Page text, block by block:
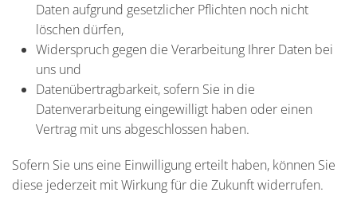
Daten aufgrund gesetzlicher Pflichten noch nicht
löschen dürfen,
Widerspruch gegen die Verarbeitung Ihrer Daten bei
uns und
Datenübertragbarkeit, sofern Sie in die
Datenverarbeitung eingewilligt haben oder einen
Vertrag mit uns abgeschlossen haben.
Sofern Sie uns eine Einwilligung erteilt haben, können Sie
diese jederzeit mit Wirkung für die Zukunft widerrufen.